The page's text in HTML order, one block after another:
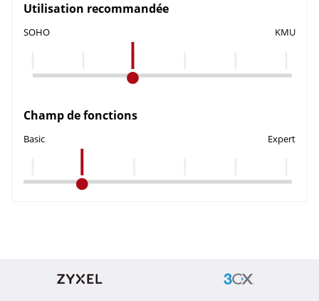
Utilisation recommandée
SOHO KMU
Champ de fonctions
Basic Expert